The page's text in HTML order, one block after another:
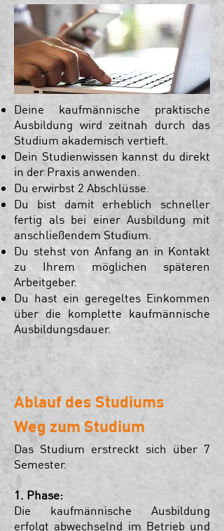
Deine kaufmännische praktische
Ausbildung wird zeitnah durch das
Studium akademisch vertieft.
Dein Studienwissen kannst du direkt
in der Praxis anwenden.
Du erwirbst 2 Abschlüsse.
Du bist damit erheblich schneller
fertig als bei einer Ausbildung mit
anschließendem Studium.
Du stehst von Anfang an in Kontakt
zu Ihrem möglichen späteren
Arbeitgeber.
Du hast ein geregeltes Einkommen
über die komplette kaufmännische
Ausbildungsdauer.
Ablauf des Studiums
Weg zum Studium
Das Studium erstreckt sich über 7
Semester.
1. Phase:
Die kaufmännische Ausbildung
erfolgt abwechselnd im Betrieb und